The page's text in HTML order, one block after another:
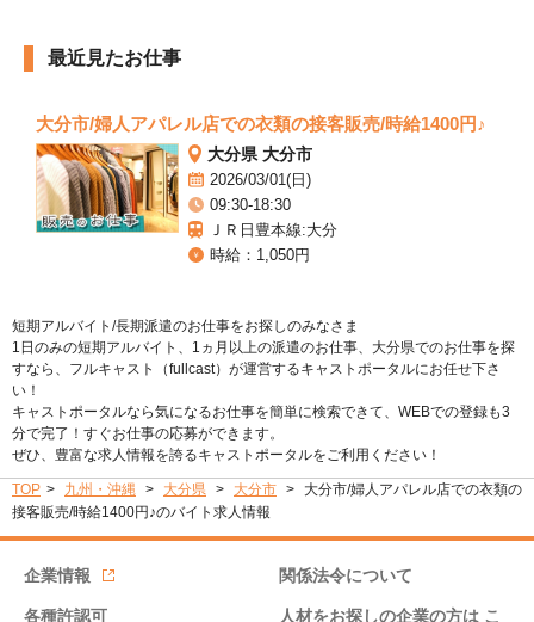
最近見たお仕事
大分市/婦人アパレル店での衣類の接客販売/時給1400円♪
大分県 大分市
2026/03/01(日)
09:30-18:30
ＪＲ日豊本線:大分
時給：1,050円
短期アルバイト/長期派遣のお仕事をお探しのみなさま
1日のみの短期アルバイト、1ヵ月以上の派遣のお仕事、大分県でのお仕事を探
すなら、フルキャスト（fullcast）が運営するキャストポータルにお任せ下さ
い！
キャストポータルなら気になるお仕事を簡単に検索できて、WEBでの登録も3
分で完了！すぐお仕事の応募ができます。
ぜひ、豊富な求人情報を誇るキャストポータルをご利用ください！
TOP 九州・沖縄 大分県 大分市
大分市/婦人アパレル店での衣類の
接客販売/時給1400円♪のバイト求人情報
企業情報 関係法令について
各種許認可 人材をお探しの企業の方は こ